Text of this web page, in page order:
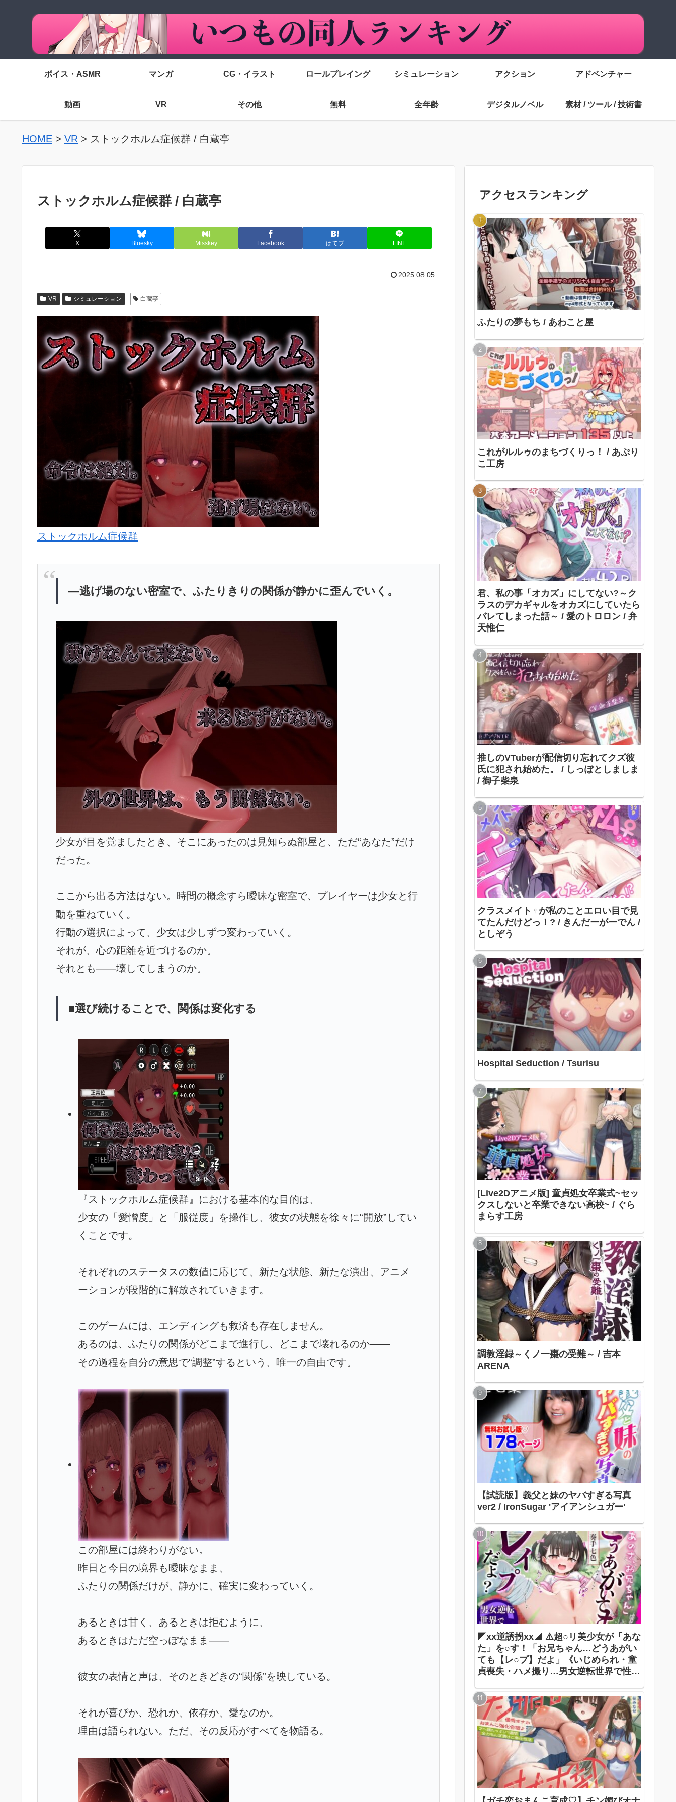
ボイス・ASMR マンガ CG・イラスト ロールプレイング シミュレーション アクション アドベンチャー
動画 VR その他 無料 全年齢 デジタルノベル 素材 / ツール / 技術書
HOME > VR > ストックホルム症候群 / 白蔵亭
ストックホルム症候群 / 白蔵亭
X Bluesky Misskey Facebook はてブ LINE
2025.08.05
VR シミュレーション 白蔵亭
ストックホルム症候群
―逃げ場のない密室で、ふたりきりの関係が静かに歪んでいく。
少女が目を覚ましたとき、そこにあったのは見知らぬ部屋と、ただ“あなた”だけ
だった。
ここから出る方法はない。時間の概念すら曖昧な密室で、プレイヤーは少女と行
動を重ねていく。
行動の選択によって、少女は少しずつ変わっていく。
それが、心の距離を近づけるのか。
それとも――壊してしまうのか。
■選び続けることで、関係は変化する
『ストックホルム症候群』における基本的な目的は、
少女の「愛憎度」と「服従度」を操作し、彼女の状態を徐々に“開放”してい
くことです。
それぞれのステータスの数値に応じて、新たな状態、新たな演出、アニメ
ーションが段階的に解放されていきます。
このゲームには、エンディングも救済も存在しません。
あるのは、ふたりの関係がどこまで進行し、どこまで壊れるのか――
その過程を自分の意思で“調整”するという、唯一の自由です。
この部屋には終わりがない。
昨日と今日の境界も曖昧なまま、
ふたりの関係だけが、静かに、確実に変わっていく。
あるときは甘く、あるときは拒むように、
あるときはただ空っぽなまま――
彼女の表情と声は、そのときどきの“関係”を映している。
それが喜びか、恐れか、依存か、愛なのか。
理由は語られない。ただ、その反応がすべてを物語る。
アクセスランキング
ふたりの夢もち / あわこと屋
これがルルゥのまちづくりっ！ / あぷり
こ工房
君、私の事「オカズ」にしてない?～ク
ラスのデカギャルをオカズにしていたら
バレてしまった話～ / 愛のトロロン / 弁
天惟仁
推しのVTuberが配信切り忘れてクズ彼
氏に犯され始めた。 / しっぽとしましま
/ 御子柴泉
クラスメイト♀が私のことエロい目で見
てたんだけどっ！? / きんだーがーでん /
としぞう
Hospital Seduction / Tsurisu
[Live2Dアニメ版] 童貞処女卒業式~セッ
クスしないと卒業できない高校~ / ぐら
まらす工房
調教淫録～くノ一棗の受難～ / 吉本
ARENA
【試読版】義父と妹のヤバすぎる写真
ver2 / IronSugar 'アイアンシュガー'
◤xx逆誘拐xx◢ ⚠️超○リ美少女が「あな
た」を○す！「お兄ちゃん…どうあがい
ても【レ○プ】だよ」《いじめられ・童
貞喪失・ハメ撮り…男女逆転世界で性犯
色